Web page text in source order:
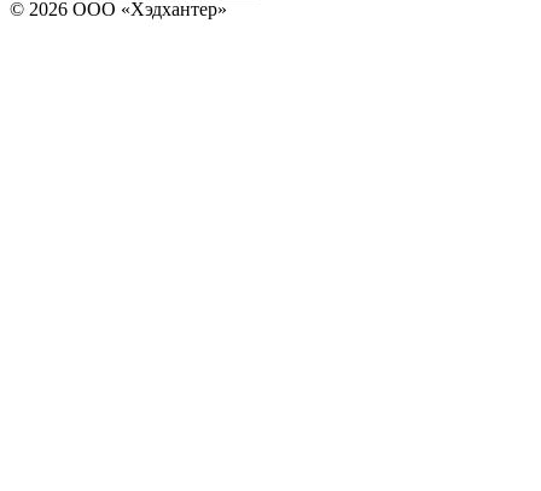
© 2026 ООО «Хэдхантер»